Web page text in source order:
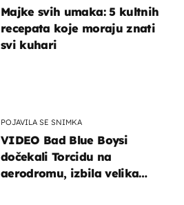
POJAVILA SE SNIMKA
VIDEO Bad Blue Boysi
dočekali Torcidu na
aerodromu, izbila velika
Majke svih umaka: 5 kultnih
recepata koje moraju znati
svi kuhari